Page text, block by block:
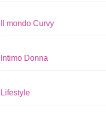
Il mondo Curvy
Intimo Donna
Lifestyle